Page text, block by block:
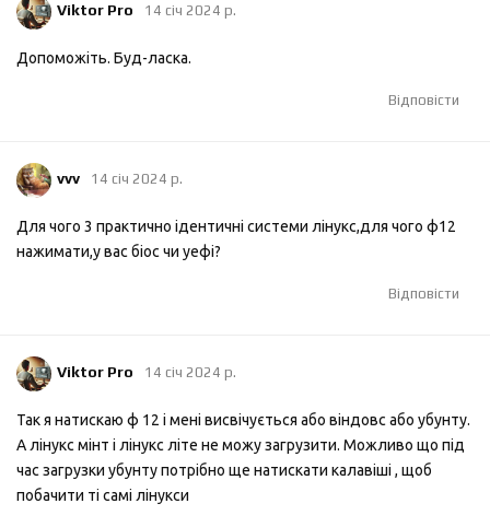
Viktor Pro 14 січ 2024 р.
Допоможіть. Буд-ласка.
Відповісти
vvv 14 січ 2024 р.
Для чого 3 практично ідентичні системи лінукс,для чого ф12
нажимати,у вас біос чи уефі?
Відповісти
Viktor Pro 14 січ 2024 р.
Так я натискаю ф 12 і мені висвічується або віндовс або убунту.
А лінукс мінт і лінукс літе не можу загрузити. Можливо що під
час загрузки убунту потрібно ще натискати калавіші , щоб
побачити ті самі лінукси